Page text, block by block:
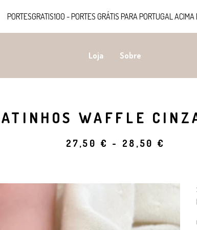
PORTESGRATIS100 - PORTES GRÁTIS PARA PORTUGAL
Loja Sobre
WAFFLE
27,50 € - 28,50 €